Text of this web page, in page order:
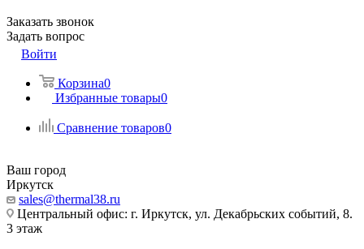
Заказать звонок
Задать вопрос
Войти
Корзина0
Избранные товары0
Сравнение товаров0
Ваш город
Иркутск
sales@thermal38.ru
Центральный офис: г. Иркутск, ул. Декабрьских событий, 8.
3 этаж